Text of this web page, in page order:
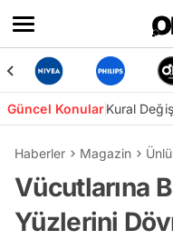
Güncel KonularKural
Haberler Magazin
Vücutlarına
Yüzlerini